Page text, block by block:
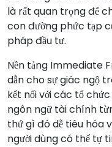
là rất quan trọng để
con đường phức tạp
pháp đầu tư.
Nền tảng Immediate
dẫn cho sự giác ngộ
kết nối với các tổ
ngôn ngữ tài chính
thứ gì đó dễ tiêu hóa
người dùng có thể tự